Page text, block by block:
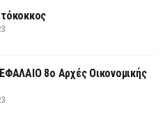
8ο Αρχές Οικονομικής